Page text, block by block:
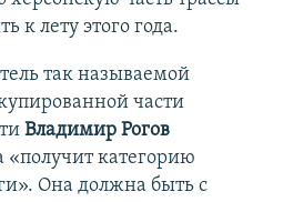
к лету этого года.
так называемой
части
Владимир Рогов
«получит категорию
Она должна быть с